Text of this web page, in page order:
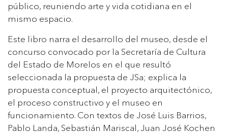
público, reuniendo arte y vida cotidiana en el
mismo espacio.
Este libro narra el desarrollo del museo, desde el
concurso convocado por la Secretaría de Cultura
del Estado de Morelos en el que resultó
seleccionada la propuesta de JSa; explica la
propuesta conceptual, el proyecto arquitectónico,
el proceso constructivo y el museo en
funcionamiento. Con textos de José Luis Barrios,
Pablo Landa, Sebastián Mariscal, Juan José Kochen